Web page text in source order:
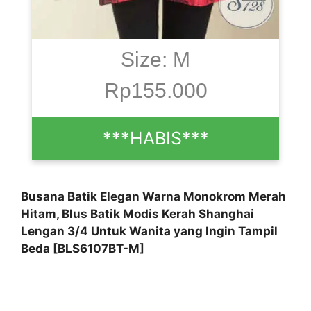
Size: M
Rp155.000
***HABIS***
Busana Batik Elegan Warna Monokrom Merah
Hitam, Blus Batik Modis Kerah Shanghai
Lengan 3/4 Untuk Wanita yang Ingin Tampil
Beda [BLS6107BT-M]